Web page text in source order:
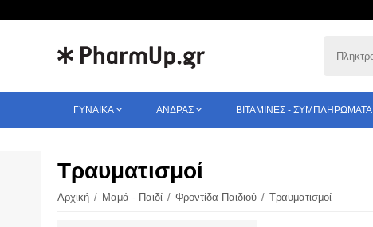
ΓΥΝΑΊΚΑ ΆΝΔΡΑΣ ΒΙΤΑΜΊΝΕΣ - ΣΥΜΠΛΗΡΏΜΑΤΑ
Τραυματισμοί
Αρχική / Μαμά - Παιδί / Φροντίδα Παιδιού / Τραυματισμοί